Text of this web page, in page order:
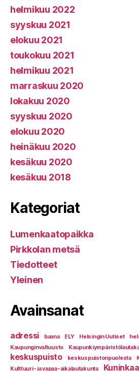
helmikuu 2022
syyskuu 2021
elokuu 2021
toukokuu 2021
helmikuu 2021
marraskuu 2020
lokakuu 2020
syyskuu 2020
elokuu 2020
heinäkuu 2020
kesäkuu 2020
kesäkuu 2018
Kategoriat
Lumenkaatopaikka
Pirkkolan metsä
Tiedotteet
Yleinen
Avainsanat
adressi baana ELY Helsingin Uutiset
Kaupunginvaltuusto
keskuspuisto keskuspuistonpuolesta
Kulttuuri- ja vapaa-aikalautakunta